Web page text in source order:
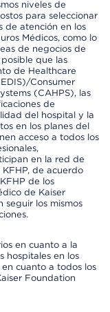
niveles de
para seleccionar
de atención en los
Médicos, como lo
de negocios de
que las
de Healthcare
Consumer
(CAHPS), las
de
del hospital y la
en los planes del
acceso a todos los
en la red de
de acuerdo
de los
de Kaiser
seguir los mismos
en cuanto a la
hospitales en los
cuanto a todos los
Foundation